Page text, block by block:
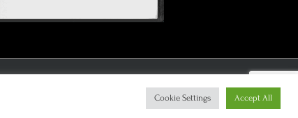
Cookie Settings Accept All